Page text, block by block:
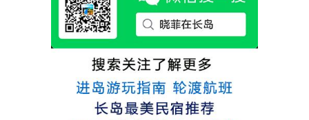
推荐津岸民宿，关键是老板娘晓菲很细心、
热情，能根据我提出的需求来安排房间，这
点很好。